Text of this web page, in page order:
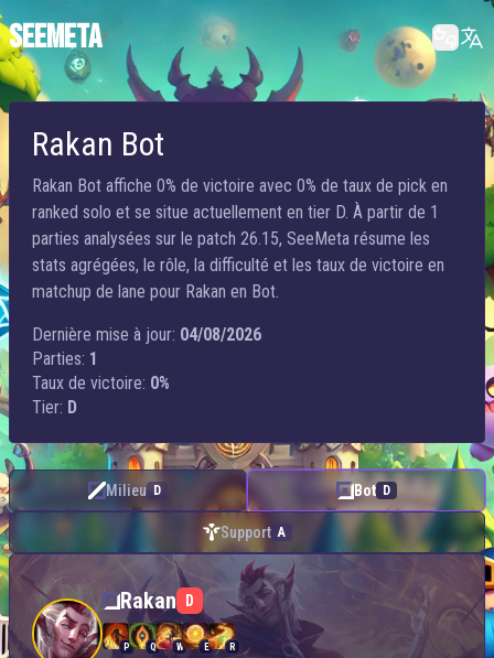
SEEMETA
Rakan Bot
Rakan Bot affiche 0% de victoire avec 0% de taux de pick en
ranked solo et se situe actuellement en tier D. À partir de 1
parties analysées sur le patch 26.15, SeeMeta résume les
stats agrégées, le rôle, la difficulté et les taux de victoire en
matchup de lane pour Rakan en Bot.
Dernière mise à jour: 04/08/2026
Parties: 1
Taux de victoire: 0%
Tier: D
Milieu D Bot D
Support A
Rakan — Bot
Rakan D
P Q W E R